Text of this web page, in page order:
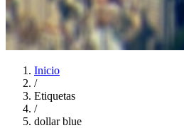
Inicio
/
Etiquetas
/
dollar blue